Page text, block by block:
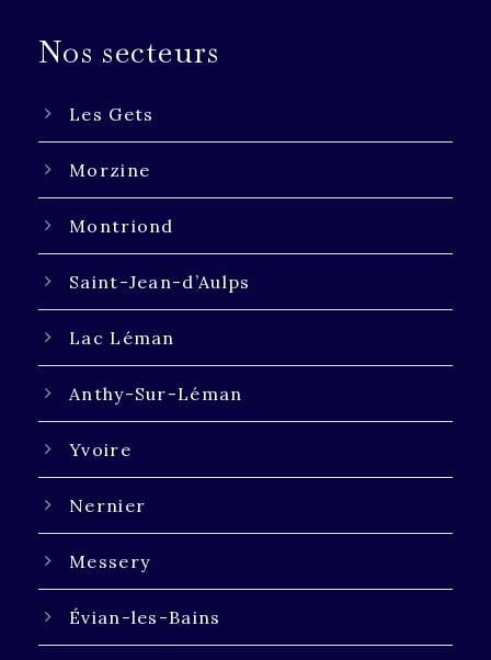
Nos secteurs
Les Gets
Morzine
Montriond
Saint-Jean-d’Aulps
Lac Léman
Anthy-Sur-Léman
Yvoire
Nernier
Messery
Évian-les-Bains